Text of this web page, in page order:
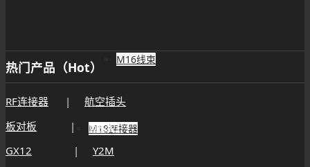
M16线束
M18连接器
热门产品（Hot）
RF连接器 | 航空插头
板对板 |GX20
GX12 | Y2M